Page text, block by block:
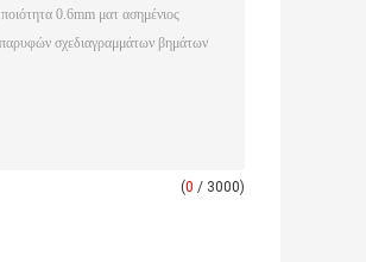
(0 / 3000)